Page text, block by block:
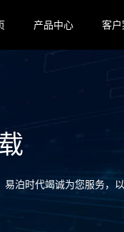
产品中心 客户
易泊时代竭诚为您服务，